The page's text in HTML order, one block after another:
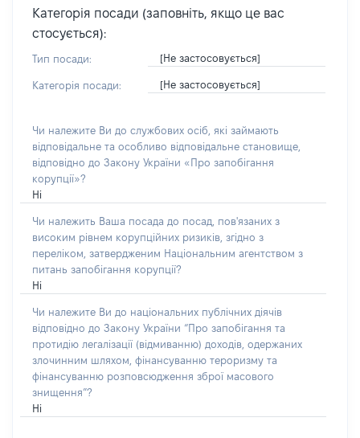
Категорія посади (заповніть, якщо це вас
стосується):
Тип посади: [Не застосовується]
Категорія посади: [Не застосовується]
Чи належите Ви до службових осіб, які займають
відповідальне та особливо відповідальне становище,
відповідно до Закону України «Про запобігання
корупції»?
Ні
Чи належить Ваша посада до посад, пов'язаних з
високим рівнем корупційних ризиків, згідно з
переліком, затвердженим Національним агентством з
питань запобігання корупції?
Ні
Чи належите Ви до національних публічних діячів
відповідно до Закону України “Про запобігання та
протидію легалізації (відмиванню) доходів, одержаних
злочинним шляхом, фінансуванню тероризму та
фінансуванню розповсюдження зброї масового
знищення”?
Ні